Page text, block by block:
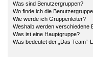
Was sind Benutzergruppen?
Wo finde ich die
Wie werde ich Gruppenleiter?
Weshalb werden verschiedene
Was ist eine Hauptgruppe?
Was bedeutet der „Das Team“-